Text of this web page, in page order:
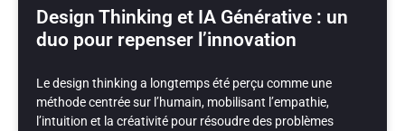
Design Thinking et IA Générative : un
duo pour repenser l’innovation
Le design thinking a longtemps été perçu comme une
méthode centrée sur l’humain, mobilisant l’empathie,
l’intuition et la créativité pour résoudre des problèmes